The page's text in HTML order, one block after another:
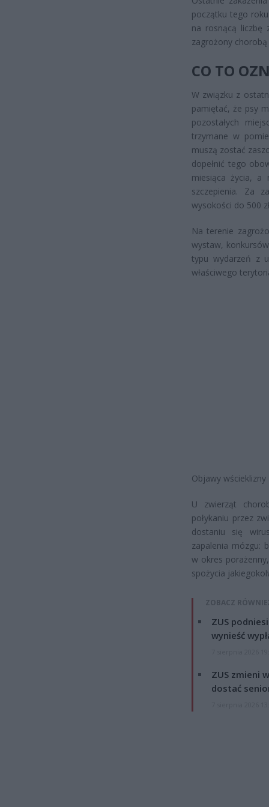
początku tego
na rosnącą liczbę
zagrożony chorobą
CO TO
W związku z
pamiętać, że psy
pozostałych
trzymane w
muszą zostać
dopełnić tego
miesiąca życia, a
szczepienia. Za
wysokości do 500
Na terenie
wystaw,
typu wydarzeń z
właściwego
Objawy wścieklizny
U zwierząt
połykaniu przez
dostaniu się
zapalenia mózgu:
w okres
spożycia
ZOBACZ
ZUS
wynieść
ZUS zmieni
dostać